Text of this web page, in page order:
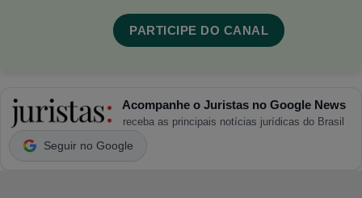
PARTICIPE DO CANAL
Acompanhe o Juristas no Google News
receba as principais notícias jurídicas do Brasil
Seguir no Google